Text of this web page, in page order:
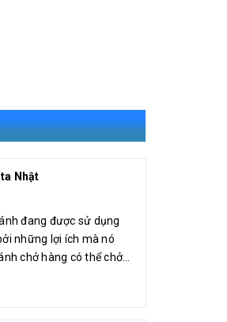
Nhật
đang được sử dụng
những lợi ích mà nó
chở hàng có thể chở